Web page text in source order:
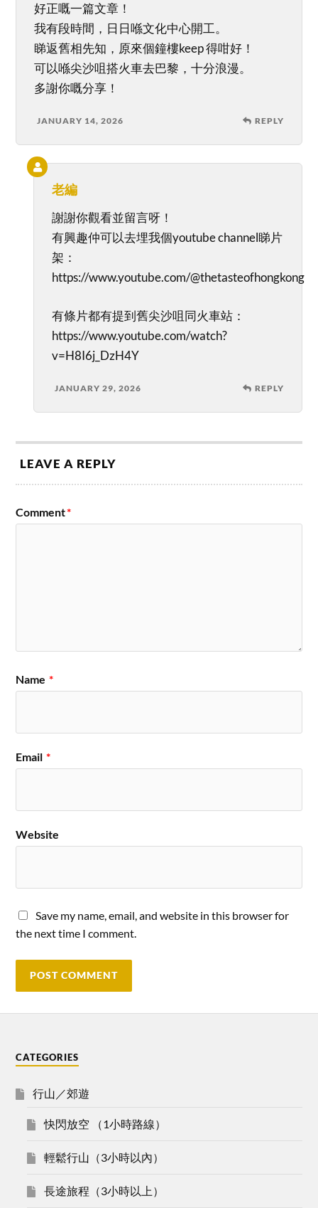
好正嘅一篇文章！
我有段時間，日日喺文化中心開工。
睇返舊相先知，原來個鐘樓keep 得咁好！
可以喺尖沙咀搭火車去巴黎，十分浪漫。
多謝你嘅分享！
JANUARY 14, 2026 REPLY
老編
謝謝你觀看並留言呀！
有興趣仲可以去埋我個youtube channel睇片
架：
https://www.youtube.com/@thetasteofhongkong
有條片都有提到舊尖沙咀同火車站：
https://www.youtube.com/watch?
v=H8I6j_DzH4Y
JANUARY 29, 2026 REPLY
LEAVE A REPLY
Comment*
Name *
Email *
Website
Save my name, email, and website in this browser for
the next time I comment.
CATEGORIES
行山／郊遊
快閃放空 （1小時路線）
輕鬆行山（3小時以內）
長途旅程（3小時以上）